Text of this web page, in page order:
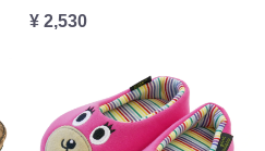
¥ 2,530